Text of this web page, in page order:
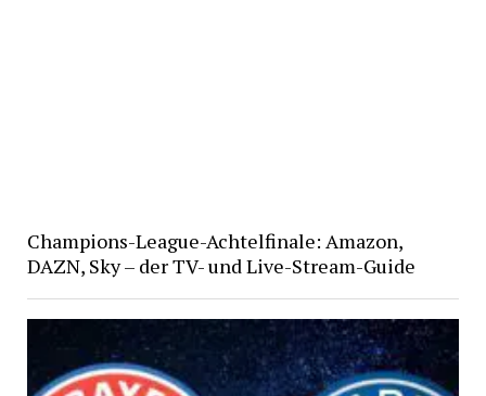
Champions-League-Achtelfinale: Amazon,
DAZN, Sky – der TV- und Live-Stream-Guide